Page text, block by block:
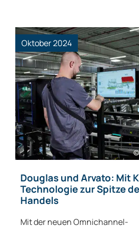
Oktober 2024
©
Douglas und Arvato: Mit
Technologie zur Spitze
Handels
Mit der neuen Omnichannel-